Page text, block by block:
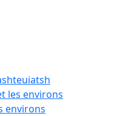
les environs
environs